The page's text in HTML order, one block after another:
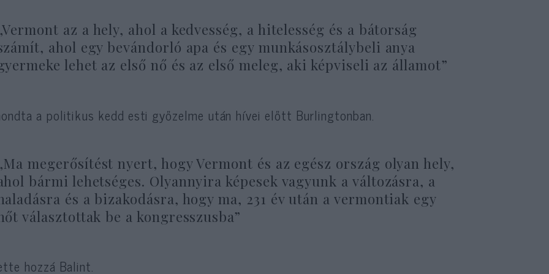
az a hely, ahol a kedvesség, a hitelesség és a bátorság
ahol egy bevándorló apa és egy munkásosztálybeli anya
lehet az első nő és az első meleg, aki képviseli az államot”
a politikus kedd esti győzelme után hívei előtt Burlingtonban.
megerősítést nyert, hogy Vermont és az egész ország olyan hely,
bármi lehetséges. Olyannyira képesek vagyunk a változásra, a
és a bizakodásra, hogy ma, 231 év után a vermontiak egy
választottak be a kongresszusba”
hozzá Balint.